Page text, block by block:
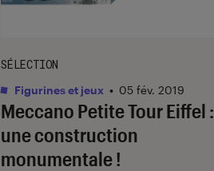
Meccano Petite Tour Eiffel :
une construction
monumentale !
SÉLECTION
Figurines et jeux • 05 fév. 2019